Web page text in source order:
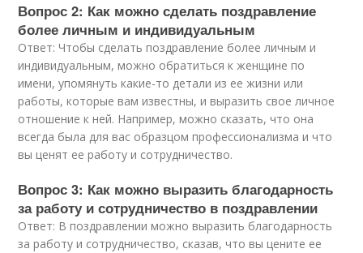
Вопрос 2: Как можно сделать поздравление
более личным и индивидуальным
Ответ: Чтобы сделать поздравление более личным и
индивидуальным, можно обратиться к женщине по
имени, упомянуть какие-то детали из ее жизни или
работы, которые вам известны, и выразить свое личное
отношение к ней. Например, можно сказать, что она
всегда была для вас образцом профессионализма и что
вы ценят ее работу и сотрудничество.
Вопрос 3: Как можно выразить благодарность
за работу и сотрудничество в поздравлении
Ответ: В поздравлении можно выразить благодарность
за работу и сотрудничество, сказав, что вы цените ее